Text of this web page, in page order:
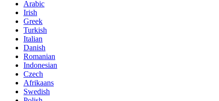
Arabic
Irish
Greek
Turkish
Italian
Danish
Romanian
Indonesian
Czech
Afrikaans
Swedish